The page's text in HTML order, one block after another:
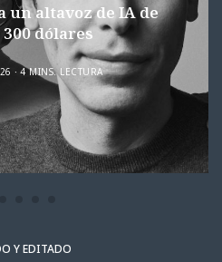
un altavoz de IA de
300 dólares
4 MINS. LECTURA
Y EDITADO